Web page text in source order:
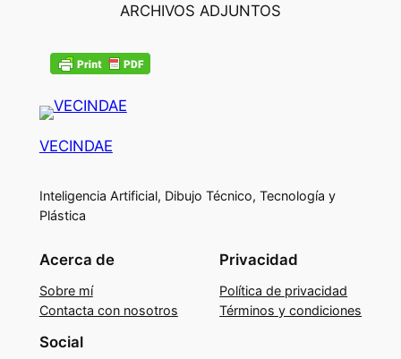
ARCHIVOS ADJUNTOS
VECINDAE
Inteligencia Artificial, Dibujo Técnico, Tecnología y
Plástica
Acerca de
Sobre mí
Contacta con nosotros
Privacidad
Política de privacidad
Términos y condiciones
Social